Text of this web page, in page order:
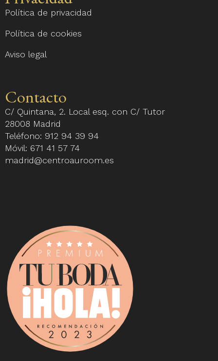
Política de privacidad
Política de cookies
Aviso legal
Contacto
C/ Quintana, 2. Local esq. con C/ Tutor
28008 Madrid
Teléfono: 912 94 39 94
Móvil: 671 41 57 74
madrid@centroauroom.es